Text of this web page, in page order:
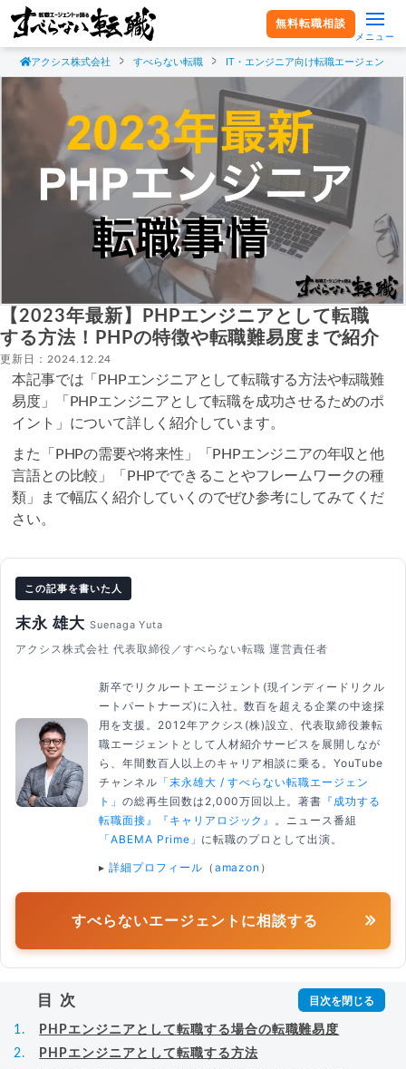
無料転職相談
メニュー
アクシス株式会社 すべらない転職 IT・エンジニア向け転職エージェント
【2023年最新】PHPエンジニアとして転職
する方法！PHPの特徴や転職難易度まで紹介
更新日：2024.12.24
本記事では「PHPエンジニアとして転職する方法や転職難
易度」「PHPエンジニアとして転職を成功させるためのポ
イント」について詳しく紹介しています。
また「PHPの需要や将来性」「PHPエンジニアの年収と他
言語との比較」「PHPでできることやフレームワークの種
類」まで幅広く紹介していくのでぜひ参考にしてみてくだ
さい。
この記事を書いた人
末永 雄大 Suenaga Yuta
アクシス株式会社 代表取締役／すべらない転職 運営責任者
新卒でリクルートエージェント(現インディードリクル
ートパートナーズ)に入社。数百を超える企業の中途採
用を支援。2012年アクシス(株)設立、代表取締役兼転
職エージェントとして人材紹介サービスを展開しなが
ら、年間数百人以上のキャリア相談に乗る。YouTube
チャンネル 「末永雄大 / すべらない転職エージェン
ト」 の総再生回数は2,000万回以上。著書 『成功する
転職面接』
『キャリアロジック』
。ニュース番組
「ABEMA Prime」 に転職のプロとして出演。
▸ 詳細プロフィール （ amazon ）
すべらないエージェントに相談する
目次
PHPエンジニアとして転職する場合の転職難易度
PHPエンジニアとして転職する方法